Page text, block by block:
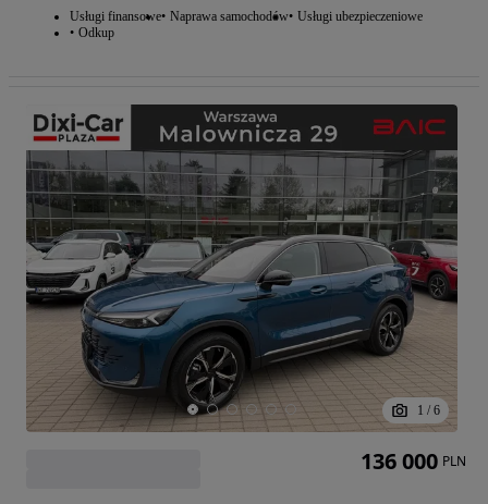
Usługi finansowe Naprawa samochodów Usługi ubezpieczeniowe
Odkup
1 / 6
136 000 PLN